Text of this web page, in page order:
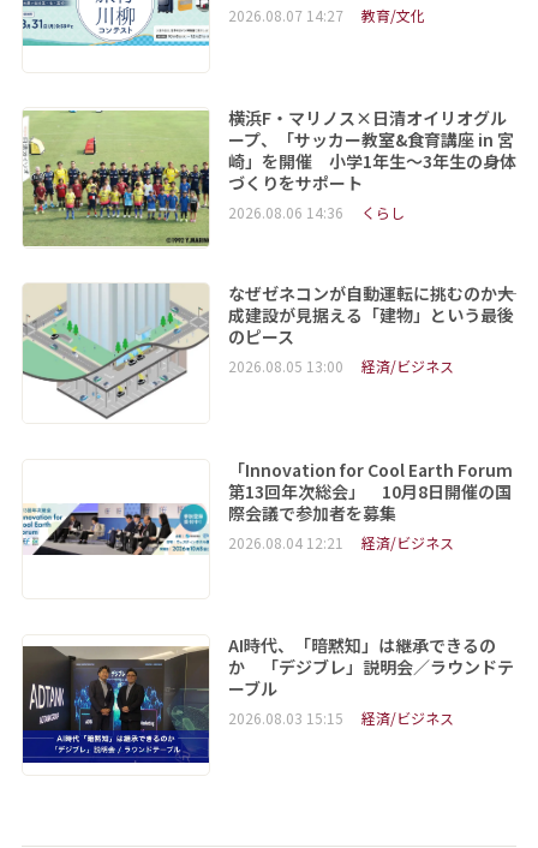
2026.08.07 14:27 教育/文化
横浜F・マリノス×日清オイリオグル
ープ、「サッカー教室&食育講座 in 宮
崎」を開催 小学1年生～3年生の身体
づくりをサポート
2026.08.06 14:36 くらし
なぜゼネコンが自動運転に挑むのか――大
成建設が見据える「建物」という最後
のピース
2026.08.05 13:00 経済/ビジネス
「Innovation for Cool Earth Forum
第13回年次総会」 10月8日開催の国
際会議で参加者を募集
2026.08.04 12:21 経済/ビジネス
AI時代、「暗黙知」は継承できるの
か 「デジブレ」説明会／ラウンドテ
ーブル
2026.08.03 15:15 経済/ビジネス